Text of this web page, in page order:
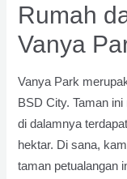
Rumah
Vanya
Vanya Park
BSD City. Taman
di dalamnya
hektar. Di sana,
taman petualangan